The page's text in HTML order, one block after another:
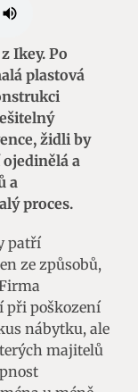
Ikey. Po
plastová
židli by
a
a
proces.
patří
ze způsobů,
při poškození
nábytku, ale
majitelů